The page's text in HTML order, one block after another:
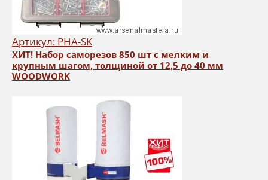
Артикул: PHA-SK
ХИТ! Набор саморезов 850 шт с мелким и
крупным шагом, толщиной от 12,5 до 40 мм
WOODWORK